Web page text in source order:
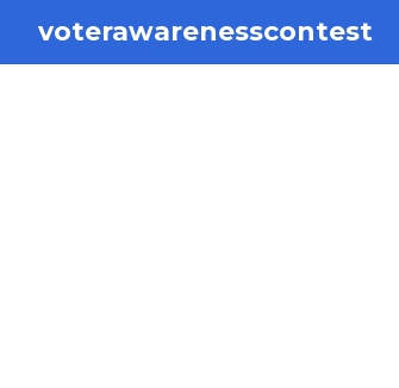
content
voterawarenesscontest